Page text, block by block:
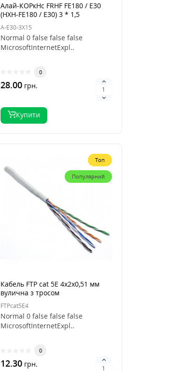
Алай-КОРкНс FRHF FE180 / E30
(HXH-FE180 / E30) 3 * 1,5
A-E30-3X15
Normal 0 false false false
MicrosoftInternetExpl..
0
28.00 грн.
Купити
Топ
Популярний
Кабель FTP cat 5E 4х2х0,51 мм
вулична з тросом
FTPcat5E4
Normal 0 false false false
MicrosoftInternetExpl..
0
12.30 грн.